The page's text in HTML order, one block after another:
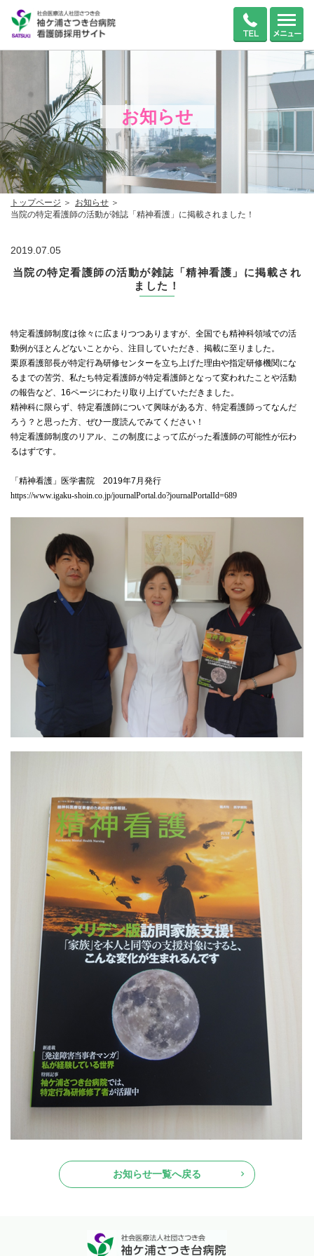
お知らせ
トップページ
お知らせ
当院の特定看護師の活動が雑誌「精神看護」に掲載されました！
2019.07.05
当院の特定看護師の活動が雑誌「精神看護」に掲載され
ました！
特定看護師制度は徐々に広まりつつありますが、全国でも精神科領域での活
動例がほとんどないことから、注目していただき、掲載に至りました。
栗原看護部長が特定行為研修センターを立ち上げた理由や指定研修機関にな
るまでの苦労、私たち特定看護師が特定看護師となって変われたことや活動
の報告など、16ページにわたり取り上げていただきました。
精神科に限らず、特定看護師について興味がある方、特定看護師ってなんだ
ろう？と思った方、ぜひ一度読んでみてください！
特定看護師制度のリアル、この制度によって広がった看護師の可能性が伝わ
るはずです。
「精神看護」医学書院 2019年7 月発行
https://www.igaku-shoin.co.jp/journalPortal.do?journalPortalId=689
お知らせ一覧へ戻る